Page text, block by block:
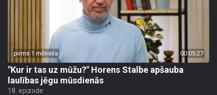
pirms 1 mēneša 00:05:27
"Kur ir tas uz mūžu?" Horens Stalbe apšauba
laulības jēgu mūsdienās
18. epizode